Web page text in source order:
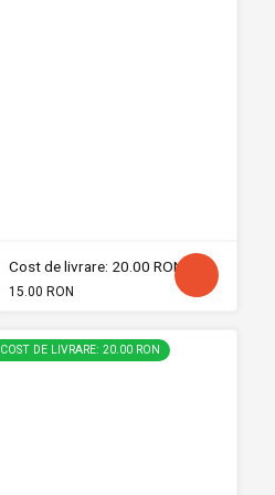
Cost de livrare: 20.00 RON
15.00 RON
COST DE LIVRARE: 20.00 RON